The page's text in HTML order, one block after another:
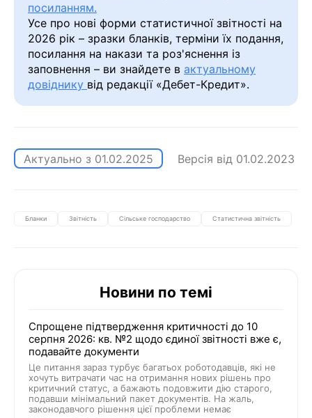
посиланням.
Усе про нові форми статистичної звітності на
2026 рік – зразки бланків, терміни їх подання,
посилання на накази та роз'яснення із
заповнення – ви знайдете в актуальному
довіднику від редакції «Дебет-Кредит».
Актуально з 01.02.2025 Версія від 01.02.2023
Бланки Звітність Сільське господарство Статистична звітність
Новини по темі
Спрощене підтвердження критичності до 10
серпня 2026: кв. №2 щодо єдиної звітності вже є,
подавайте документи
Це питання зараз турбує багатьох роботодавців, які не
хочуть витрачати час на отримання нових рішень про
критичний статус, а бажають подовжити дію старого,
подавши мінімальний пакет документів. На жаль,
законодавчого рішення цієї проблеми немає